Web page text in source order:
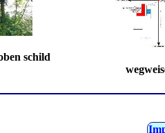
schild